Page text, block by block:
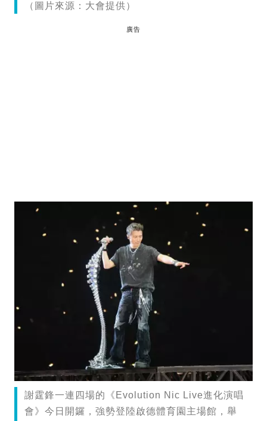
（圖片來源：大會提供）
廣告
謝霆鋒一連四場的《Evolution Nic Live進化演唱
會》今日開鑼，強勢登陸啟德體育園主場館，舉